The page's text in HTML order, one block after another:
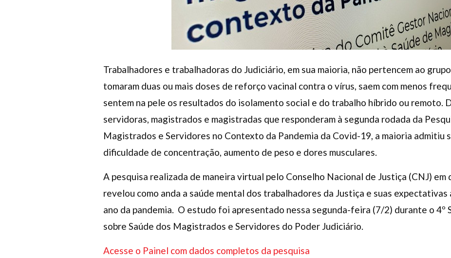
Trabalhadores e trabalhadoras do Judiciário, em sua maioria, não pertencem ao
tomaram duas ou mais doses de reforço vacinal contra o vírus, saem com menos
sentem na pele os resultados do isolamento social e do trabalho híbrido ou remoto.
servidoras, magistrados e magistradas que responderam à segunda rodada da
Magistrados e Servidores no Contexto da Pandemia da Covid-19, a maioria admitiu
dificuldade de concentração, aumento de peso e dores musculares.
A pesquisa realizada de maneira virtual pelo Conselho Nacional de Justiça (CNJ) em
revelou como anda a saúde mental dos trabalhadores da Justiça e suas
ano da pandemia. O estudo foi apresentado nessa segunda-feira (7/2) durante o 4º
sobre Saúde dos Magistrados e Servidores do Poder Judiciário.
Acesse o Painel com dados completos da pesquisa